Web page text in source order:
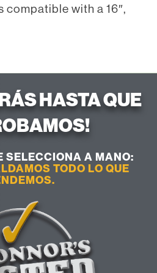
compatible with a 16″,
HASTA QUE
SELECCIONA A MANO:
TODO LO QUE